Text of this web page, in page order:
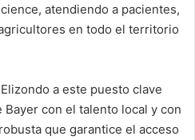
atendiendo a pacientes,
en todo el territorio
a este puesto clave
con el talento local y con
que garantice el acceso